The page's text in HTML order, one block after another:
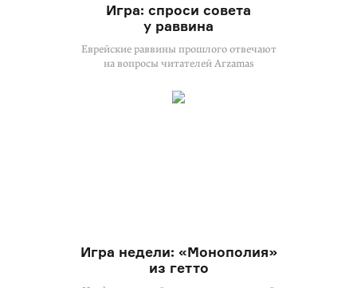
Игра: спроси совета
у раввина
Еврейские раввины прошлого отвечают
на вопросы читателей Arzamas
Игра недели: «Монополия»
из гетто